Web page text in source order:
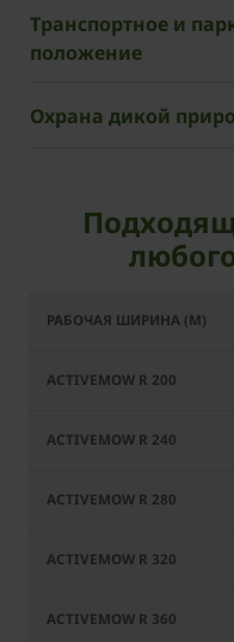
Транспортное и
положение
Охрана дикой
ActiveMow